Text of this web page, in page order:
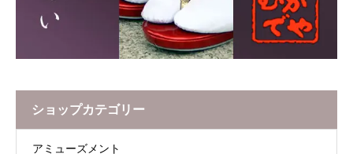
ショップカテゴリー
アミューズメント